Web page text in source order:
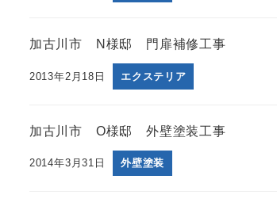
加古川市 N様邸 門扉補修工事
2013年2月18日 エクステリア
加古川市 O様邸 外壁塗装工事
2014年3月31日 外壁塗装